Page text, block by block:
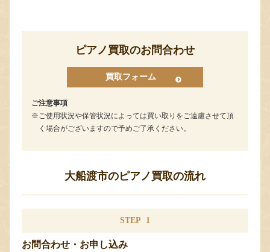
ピアノ買取のお問合わせ
買取フォーム
ご注意事項
ご使用状況や保管状況によっては買い取りをご遠慮させて頂
く場合がございますので予めご了承ください。
大船渡市のピアノ買取の流れ
STEP 1
お問合わせ・お申し込み